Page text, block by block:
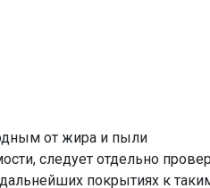
от жира и пыли
следует отдельно
покрытиях к